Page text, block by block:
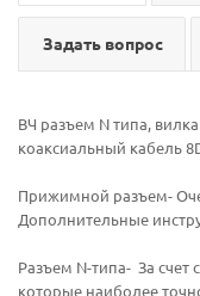
Задать вопрос
ВЧ разъем N типа,
коаксиальный кабель
Прижимной разъем-
Дополнительные
Разъем N-типа- За счет
которые наиболее